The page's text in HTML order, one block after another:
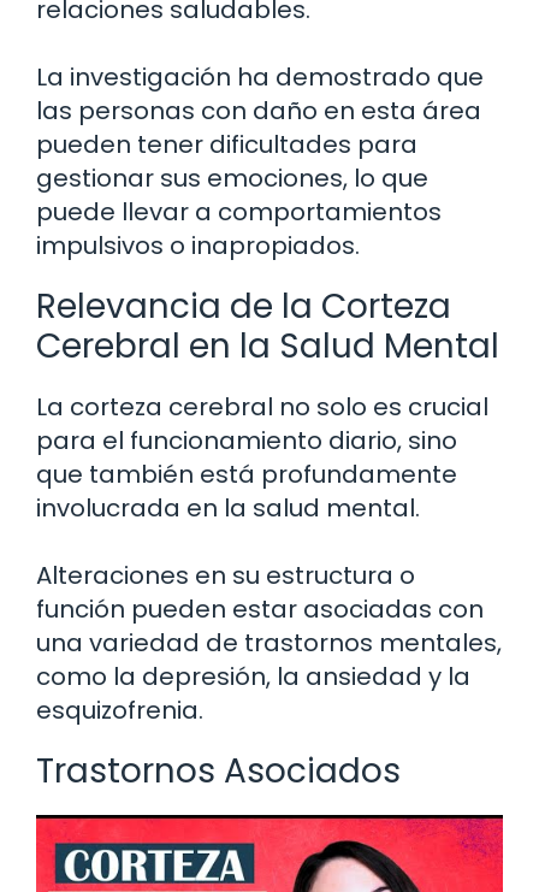
relaciones saludables.
La investigación ha demostrado que
las personas con daño en esta área
pueden tener dificultades para
gestionar sus emociones, lo que
puede llevar a comportamientos
impulsivos o inapropiados.
Relevancia de la Corteza
Cerebral en la Salud Mental
La corteza cerebral no solo es crucial
para el funcionamiento diario, sino
que también está profundamente
involucrada en la salud mental.
Alteraciones en su estructura o
función pueden estar asociadas con
una variedad de trastornos mentales,
como la depresión, la ansiedad y la
esquizofrenia.
Trastornos Asociados